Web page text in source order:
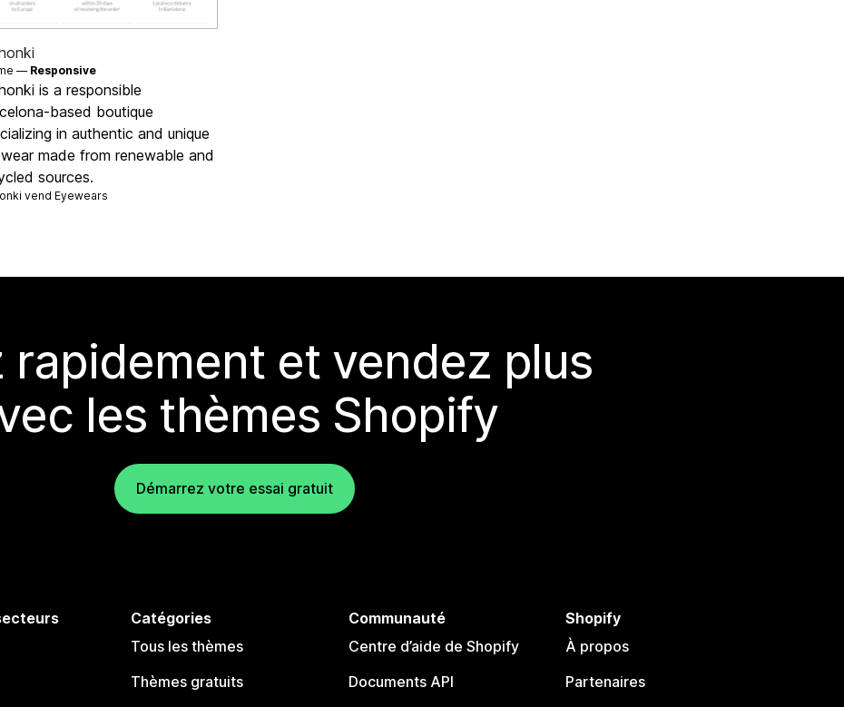
— Responsive
is a responsible
based boutique
in authentic and unique
made from renewable and
sources.
vend Eyewears
rapidement et vendez plus
les thèmes Shopify
Démarrez votre essai gratuit
Catégories
Tous les thèmes
Thèmes gratuits
Communauté
Centre d’aide de Shopify
Documents API
Shopify
À propos
Partenaires